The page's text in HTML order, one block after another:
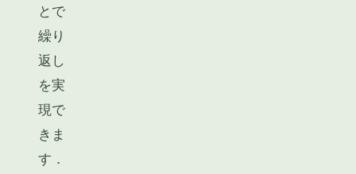
とで
繰り
返し
を実
現で
きま
す．